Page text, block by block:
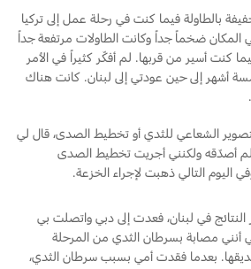
بالطاولة فيما كنت في رحلة عمل إلى تركيا
في المكان ضخماً جداً وكانت الطاولات مرتفعة جداً
كنت أسير من قربها. لم أفكّر كثيراً في الأمر
أشهر إلى حين عودتي إلى لبنان. كانت هناك
الشعاعي للثدي أو تخطيط الصدى، قال لي
أصدّقه ولكنني أجريت تخطيط الصدى
اليوم التالي ذهبت لإجراء الخزعة.
في لبنان، فعدت إلى دبي واتصلت بي
أنني مصابة بسرطان الثدي من المرحلة
بعدما فقدت أمي بسبب سرطان الثدي،